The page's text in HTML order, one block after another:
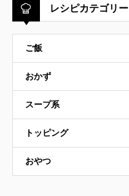
レシピカテゴリー
ご飯
おかず
スープ系
トッピング
おやつ